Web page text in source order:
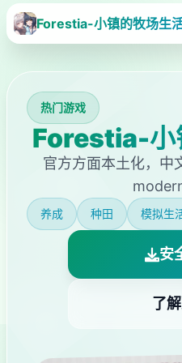
Forestia-小镇的牧场生
热门游戏
Forestia-小
官方方面本土化，中
养成 种田 模拟生
安
了